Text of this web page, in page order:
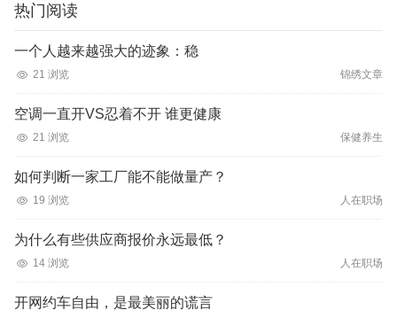
热门阅读
一个人越来越强大的迹象：稳
21 浏览 锦绣文章
空调一直开VS忍着不开 谁更健康
21 浏览 保健养生
如何判断一家工厂能不能做量产？
19 浏览 人在职场
为什么有些供应商报价永远最低？
14 浏览 人在职场
开网约车自由，是最美丽的谎言